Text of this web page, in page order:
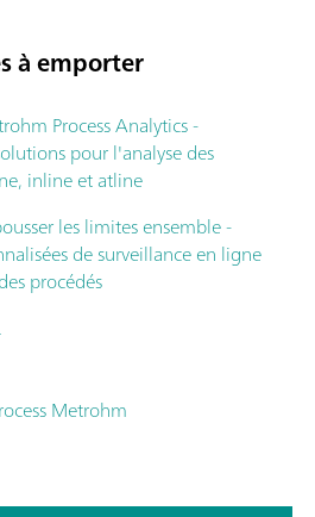
à emporter
Process Analytics -
pour l'analyse des
inline et atline
les limites ensemble -
de surveillance en ligne
procédés
Metrohm